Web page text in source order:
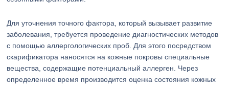
Для уточнения точного фактора, который вызывает развитие
заболевания, требуется проведение диагностических методов
с помощью аллергологических проб. Для этого посредством
скарификатора наносятся на кожные покровы специальные
вещества, содержащие потенциальный аллерген. Через
определенное время производится оценка состояния кожных